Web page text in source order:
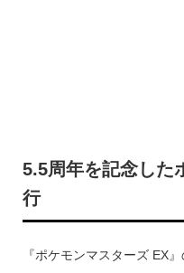
5.5周年を記念した
行
『ポケモンマスターズ EX